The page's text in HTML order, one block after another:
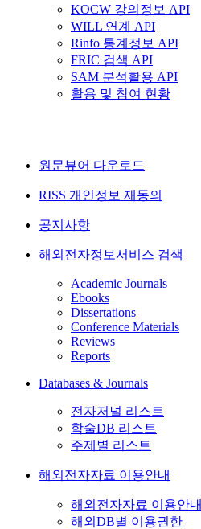
KOCW 강의정보 API
WILL 연계 API
Rinfo 통계정보 API
FRIC 검색 API
SAM 분석활용 API
활용 및 참여 현황
원문뷰어 다운로드
RISS 개인정보 재동의
공지사항
해외전자정보서비스 검색
Academic Journals
Ebooks
Dissertations
Conference Materials
Reviews
Reports
Databases & Journals
전자저널 리스트
학술DB 리스트
주제별 리스트
해외전자자료 이용안내
해외전자자료 이용안내
해외DB별 이용권한